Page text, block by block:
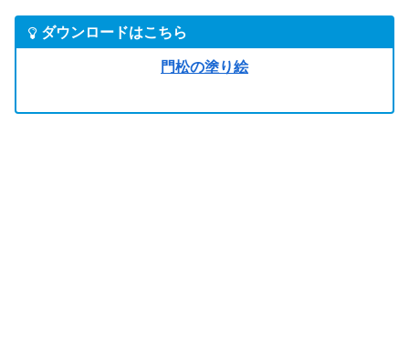
ダウンロードはこちら
門松の塗り絵